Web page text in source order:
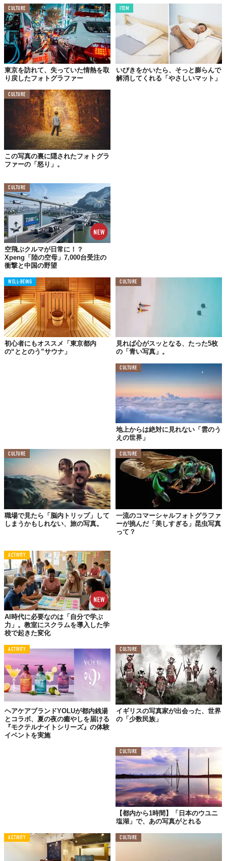
資料づくりに加えてリハーサルの時間は2日間しかなく、ゴールデ
ンウィークの合間のハードワークが目に見えていた。
パソコンの画面とにらめっこし続けていた私の顔を見て「暗い顔
してどうしたの？」と声をかけてくれたのは、隣の部署でよく声
をかけてくれる先輩だった。
今日も彼女の髪の毛はキレイに巻かれていて、明るいオレンジ色
「週明けのプレゼンの準備ね」
パソコン画面をのぞき見た先輩はこう言って、「がんばれ～」と
まるで他人事のように言う。
「ありがとうございます」
先輩に返事をした時の声が、無意識のうちに暗くなっているのが
を見せてこう言った。
「ここ、きのう彼氏と行ってきたんだけど、仕事前夜にいい息抜
きになったから今日行っておいでよ。渋谷だから近いし」
そして見せてくれたのは、冒頭からリズミカルで軽快な音楽がな
がれる動画。
「『Sing-Sing！』っていうイベントなんだけど、フォトグラファ
たちを、NAKEDとコラボして音と映像で表現してる空間なんだ。
とってもキレイだったよ」
私は先輩の話を聞きながら、動画に見入った。
（おもしろそう。行ってみようかな）
「じゃ、頑張ってね」と言いのこし、オフィスの奥へ消えていっ
た先輩の背中に視線をおくりながら、私は仕事帰りに立ち寄って
＊
渋谷駅からすぐ、西部A館7階の特設会場にあるその場所に着いて
入口を抜けると、ヨシダさんがアフリカで撮影した写真がずらり
写真にうつっている、日本では決して出会うことができない人や
風景は、ビルの足元にひろがる都内の混雑をかき消すような雰囲
そして、その先にある黒い布に覆われたスペースへと足を踏み入
れた。
鏡に覆われたその空間は、さっき廊下で見た写真の人たちが着て
CULTURE
東京を訪れて、失っていた情熱を取
り戻したフォトグラファー
ITEM
いびきをかいたら、そっと膨らんで
解消してくれる「やさしいマット」
CULTURE
この写真の裏に隠されたフォトグラ
ファーの「怒り」。
CULTURE
空飛ぶクルマが日常に！？
Xpeng「陸の空母」7,000台受注の
衝撃と中国の野望
WELL-BEING
初心者にもオススメ「東京都内
の“ととのう”サウナ」
CULTURE
見れば心がスッとなる、たった5枚
の「青い写真」。
CULTURE
地上からは絶対に見れない「雲のう
えの世界」
CULTURE
職場で見たら「脳内トリップ」して
しまうかもしれない、旅の写真。
CULTURE
一流のコマーシャルフォトグラファ
ーが挑んだ「美しすぎる」昆虫写真
って？
ACTIVITY
AI時代に必要なのは「自分で学ぶ
力」。教室にスクラムを導入した学
校で起きた変化
ACTIVITY
ヘアケアブランドYOLUが都内銭湯
とコラボ、夏の夜の癒やしを届ける
『モクテルナイトシリーズ』の体験
イベントを実施
CULTURE
イギリスの写真家が出会った、世界
の「少数民族」
CULTURE
【都内から1時間】「日本のウユニ
塩湖」で、あの写真がとれる
ACTIVITY CULTURE